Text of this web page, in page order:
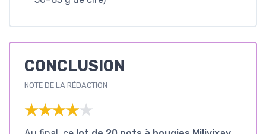
CONCLUSION
NOTE DE LA RÉDACTION
★★★★★
★★★★★